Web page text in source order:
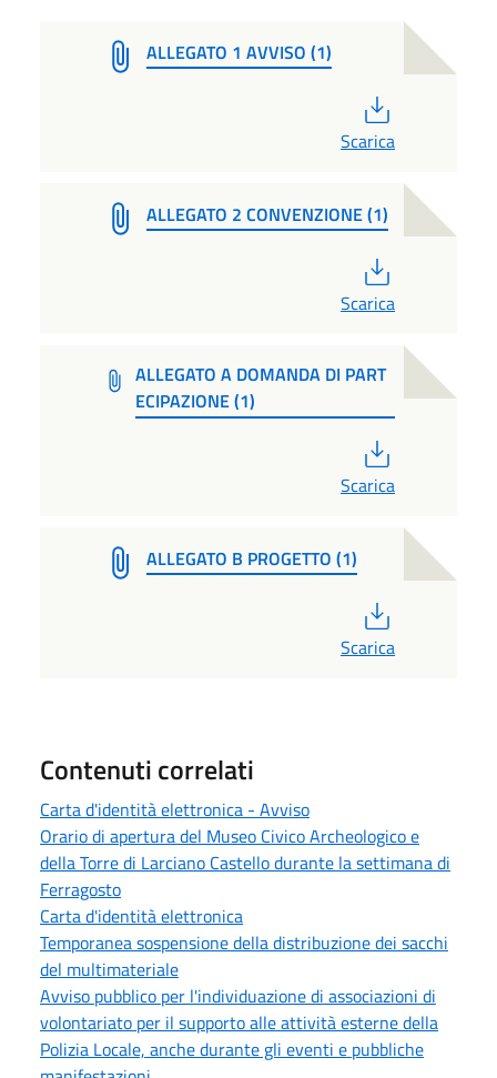
ALLEGATO 1 AVVISO (1)
Scarica
ALLEGATO 2 CONVENZIONE (1)
Scarica
ALLEGATO A DOMANDA DI PART
ECIPAZIONE (1)
Scarica
ALLEGATO B PROGETTO (1)
Scarica
Contenuti correlati
Carta d'identità elettronica - Avviso
Orario di apertura del Museo Civico Archeologico e
della Torre di Larciano Castello durante la settimana di
Ferragosto
Carta d'identità elettronica
Temporanea sospensione della distribuzione dei sacchi
del multimateriale
Avviso pubblico per l'individuazione di associazioni di
volontariato per il supporto alle attività esterne della
Polizia Locale, anche durante gli eventi e pubbliche